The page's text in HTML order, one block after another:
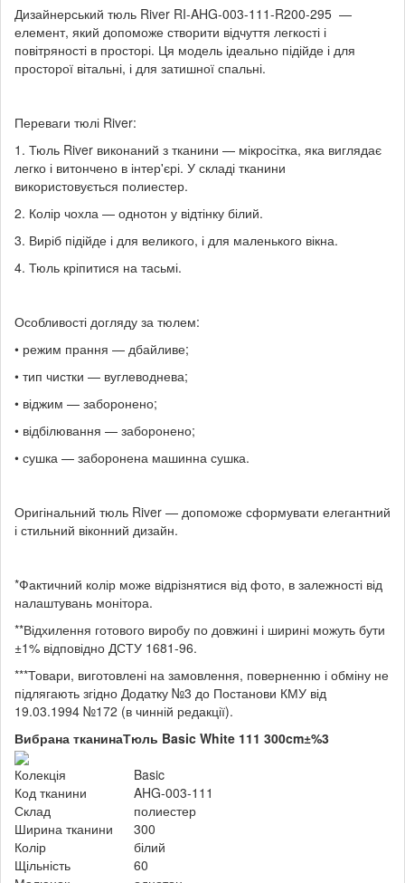
Дизайнерський тюль River RI-AHG-003-111-R200-295 —
елемент, який допоможе створити відчуття легкості і
повітряності в просторі. Ця модель ідеально підійде і для
просторої вітальні, і для затишної спальні.
Переваги тюлі River:
1. Тюль River виконаний з тканини — мікросітка, яка виглядає
легко і витончено в інтер'єрі. У складі тканини
використовується полиестер.
2. Колір чохла — однотон у відтінку білий.
3. Виріб підійде і для великого, і для маленького вікна.
4. Тюль кріпитися на тасьмі.
Особливості догляду за тюлем:
• режим прання — дбайливе;
• тип чистки — вуглеводнева;
• віджим — заборонено;
• відбілювання — заборонено;
• сушка — заборонена машинна сушка.
Оригінальний тюль River — допоможе сформувати елегантний
і стильний віконний дизайн.
*Фактичний колір може відрізнятися від фото, в залежності від
налаштувань монітора.
**Відхилення готового виробу по довжині і ширині можуть бути
±1% відповідно ДСТУ 1681-96.
***Товари, виготовлені на замовлення, поверненню і обміну не
підлягають згідно Додатку №3 до Постанови КМУ від
19.03.1994 №172 (в чинній редакції).
Вибрана тканинаТюль Basic White 111 300cm±%3
Колекція
Basic
Код тканини
AHG-003-111
Склад
полиестер
Ширина тканини
300
Колір
білий
Щільність
60